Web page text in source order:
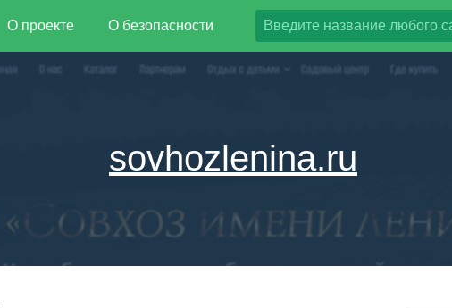
О проекте О безопасности
sovhozlenina.ru